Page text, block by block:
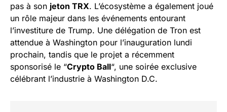
pas à son jeton TRX. L’écosystème a également joué
un rôle majeur dans les événements entourant
l’investiture de Trump. Une délégation de Tron est
attendue à Washington pour l’inauguration lundi
prochain, tandis que le projet a récemment
sponsorisé le “Crypto Ball“, une soirée exclusive
célébrant l’industrie à Washington D.C.